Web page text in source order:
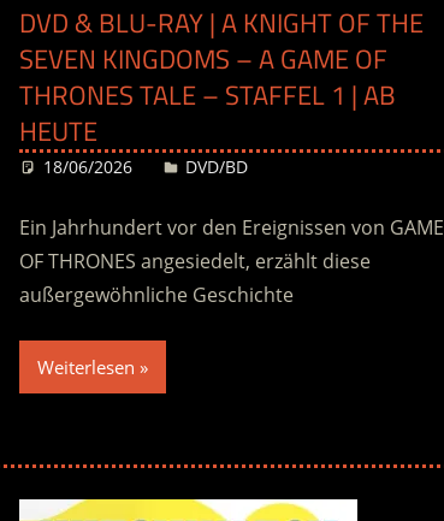
DVD & BLU-RAY | A KNIGHT OF THE
SEVEN KINGDOMS – A GAME OF
THRONES TALE – STAFFEL 1 | AB
HEUTE
18/06/2026 Desiree
DVD/BD
Ein Jahrhundert vor den Ereignissen von GAME
OF THRONES angesiedelt, erzählt diese
außergewöhnliche Geschichte
Weiterlesen